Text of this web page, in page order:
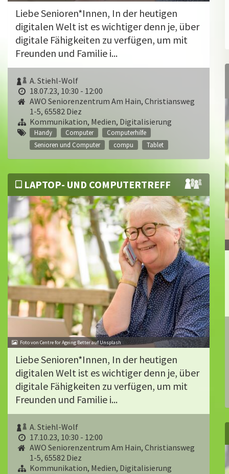
Liebe Senioren*Innen, In der heutigen
digitalen Welt ist es wichtiger denn je, über
digitale Fähigkeiten zu verfügen, um mit
Freunden und Familie i...
A. Stiehl-Wolf
18.07.23, 10:30 - 12:00
AWO Seniorenzentrum Am Hain, Christiansweg
1-5, 65582 Diez
Kommunikation, Medien, Digitalisierung
Handy Computer
Computerhilfe
Senioren und Computer
compu Tablet
LAPTOP- UND COMPUTERTREFF
Foto von Centre for Ageing Better auf Unsplash
Liebe Senioren*Innen, In der heutigen
digitalen Welt ist es wichtiger denn je, über
digitale Fähigkeiten zu verfügen, um mit
Freunden und Familie i...
A. Stiehl-Wolf
17.10.23, 10:30 - 12:00
AWO Seniorenzentrum Am Hain, Christiansweg
1-5, 65582 Diez
Kommunikation, Medien, Digitalisierung